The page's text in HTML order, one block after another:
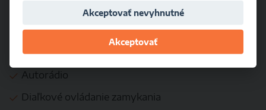
KOMFORT
Autorádio
Diaľkové ovládanie zamykania
Akceptovať nevyhnutné
Akceptovať